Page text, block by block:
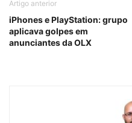
Artigo anterior
iPhones e PlayStation: grupo
aplicava golpes em
anunciantes da OLX